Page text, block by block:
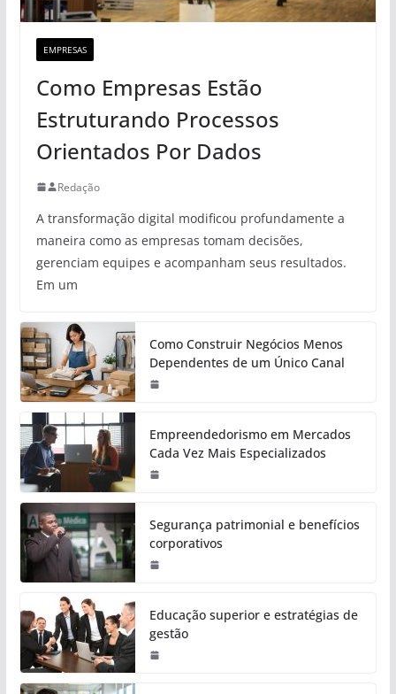
EMPRESAS
Como Empresas Estão
Estruturando Processos
Orientados Por Dados
Redação
A transformação digital modificou profundamente a
maneira como as empresas tomam decisões,
gerenciam equipes e acompanham seus resultados.
Em um
Como Construir Negócios Menos
Dependentes de um Único Canal
Empreendedorismo em Mercados
Cada Vez Mais Especializados
Segurança patrimonial e benefícios
corporativos
Educação superior e estratégias de
gestão